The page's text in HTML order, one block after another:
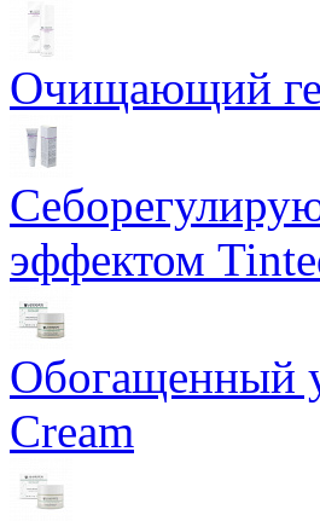
Очищающий
эффектом
Обогащенный
Cream